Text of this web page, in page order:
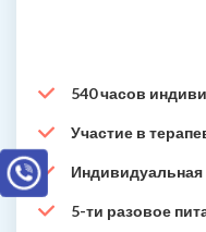
540 часов
Участие в
Индивидуальная
5-ти разовое